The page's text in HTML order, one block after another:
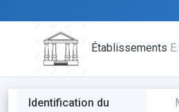
Établissements
Identification du